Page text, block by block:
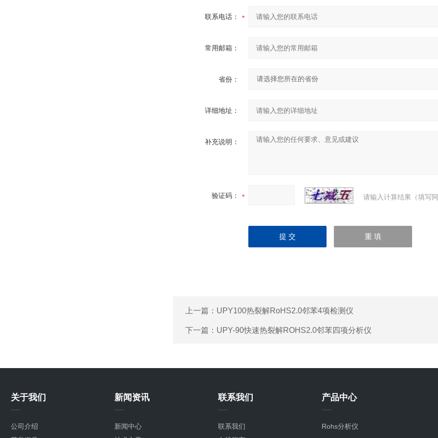
联系电话：
常用邮箱：
省份：
详细地址：
补充说明：
验证码： 请输入计算结果（填写
上一篇： UPY100热裂解RoHS2.0邻苯4项检测仪
下一篇： UPY-90快速热裂解ROHS2.0邻苯四项分析仪
关于我们
公司介绍
新闻资讯
新闻中心
联系我们
联系我们
产品中心
Rohs分析仪